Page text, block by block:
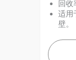
回收
适用
壁。